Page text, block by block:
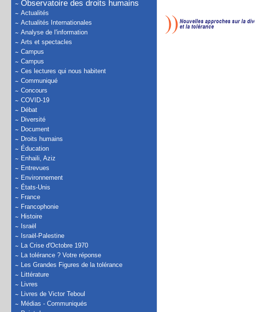
Observatoire des droits humains
Actualités
Actualités Internationales
Analyse de l'information
Arts et spectacles
Campus
Campus
Ces lectures qui nous habitent
Communiqué
Concours
COVID-19
Débat
Diversité
Document
Droits humains
Éducation
Enhaili, Aziz
Entrevues
Environnement
États-Unis
France
Francophonie
Histoire
Israël
Israël-Palestine
La Crise d'Octobre 1970
La tolérance ? Votre réponse
Les Grandes Figures de la tolérance
Littérature
Livres
Livres de Victor Teboul
Médias - Communiqués